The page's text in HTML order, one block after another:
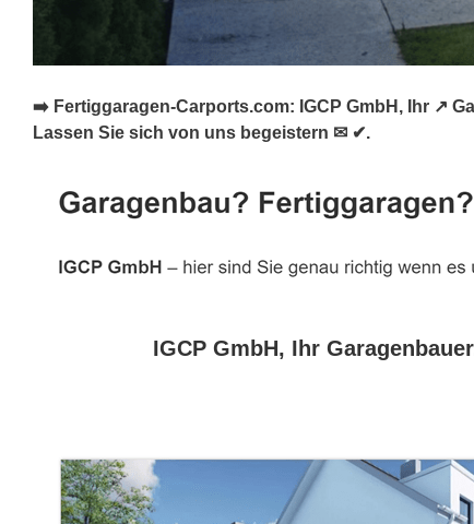
➡️ Fertiggaragen-Carports.com: IGCP GmbH, Ihr ↗️
Lassen Sie sich von uns begeistern ✉ ✔.
IGCP GmbH, Ihr